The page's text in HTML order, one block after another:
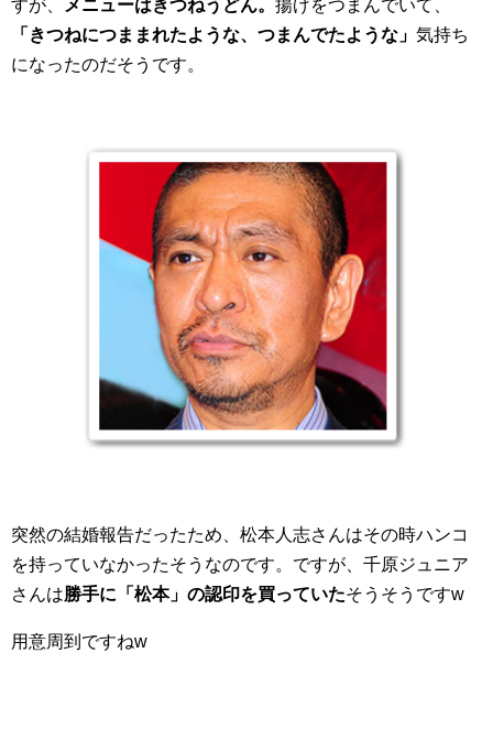
すが、 メニューはきつねうどん。 揚げをつまんでいて、
「きつねにつままれたような、つまんでたような」 気持ち
になったのだそうです。
突然の結婚報告だったため、松本人志さんはその時ハンコ
を持っていなかったそうなのです。ですが、千原ジュニア
さんは勝手に「松本」の認印を買っていたそうそうですw
用意周到ですねw